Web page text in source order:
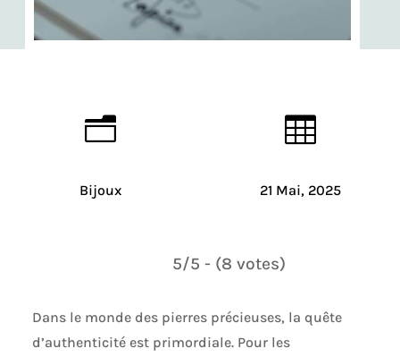
n
Bijoux

21 Mai, 2025
5/5 - (8 votes)
Dans le monde des pierres précieuses, la quête
d’authenticité est primordiale. Pour les